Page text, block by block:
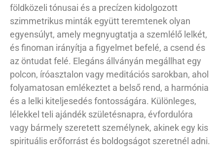
földközeli tónusai és a precízen kidolgozott
szimmetrikus minták együtt teremtenek olyan
egyensúlyt, amely megnyugtatja a szemlélő lelkét,
és finoman irányítja a figyelmet befelé, a csend és
az öntudat felé. Elegáns állványán megállhat egy
polcon, íróasztalon vagy meditációs sarokban, ahol
folyamatosan emlékeztet a belső rend, a harmónia
és a lelki kiteljesedés fontosságára. Különleges,
lélekkel teli ajándék születésnapra, évfordulóra
vagy bármely szeretett személynek, akinek egy kis
spirituális erőforrást és boldogságot szeretnél adni.